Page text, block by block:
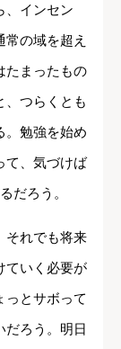
、インセン
の域を超え
たまったもの
、つらくとも
。勉強を始め
て、気づけば
だろう。
それでも将来
ていく必要が
っとサボって
だろう。明日